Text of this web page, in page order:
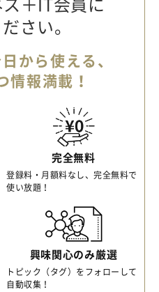
さい。
から使える、
情報満載！
完全無料
登録料・月額料なし、完全無料で
使い放題！
興味関心のみ厳選
トピック（タグ）をフォローして
自動収集！